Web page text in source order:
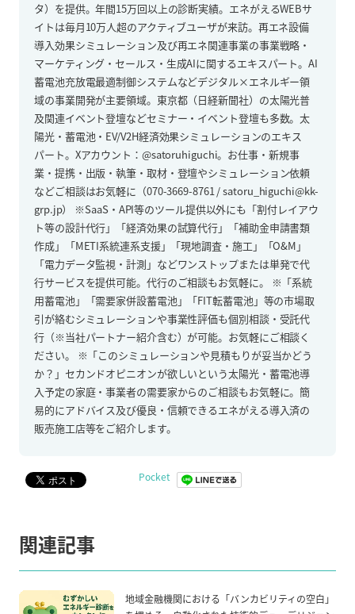
タ）を提供。年間15万回以上の診断実績。エネがえるWEBサ
イトは毎月10万人超のアクティブユーザが来訪。再エネ設備
導入効果シミュレーション及び再エネ関連事業の事業戦略・
マーケティング・セールス・生成AIに関するエキスパート。AI
蓄電池充放電最適制御システムなどデジタル×エネルギー領
域の事業開発が主要領域。東京都（日経新聞社）の太陽光普
及関連イベント登壇などセミナー・イベント登壇も多数。太
陽光・蓄電池・EV/V2H経済効果シミュレーションのエキス
パート。Xアカウント：@satoruhiguchi。お仕事・新規事
業・提携・出版・執筆・取材・登壇やシミュレーション依頼
などご相談はお気軽に（070-3669-8761 / satoru_higuchi@kk-
grp.jp） ※SaaS・API等のツール提供以外にも「割付レイアウ
ト等の設計代行」「経済効果の試算代行」「補助金申請書類
作成」「METI系統連系支援」「現地調査・施工」「O&M」
「電力データ監視・計測」などワンストップまたは単発で代
行サービスを提供可能。代行のご相談もお気軽に。 ※「系統
用蓄電池」「需要家併設蓄電池」「FIT転蓄電池」等の市場取
引が絡むシミュレーションや事業性評価も個別相談・受託代
行（※当社パートナー紹介含む）が可能。お気軽にご相談く
ださい。 ※「このシミュレーションや見積もりが妥当かどう
か？」セカンドオピニオンが欲しいという太陽光・蓄電池導
入予定の家庭・事業者の需要家からのご相談もお気軽に。簡
易的にアドバイス及び優良・信頼できるエネがえる導入済の
販売施工店等をご紹介します。
Pocket
関連記事
地域金融機関における「バンカビリティの空白」